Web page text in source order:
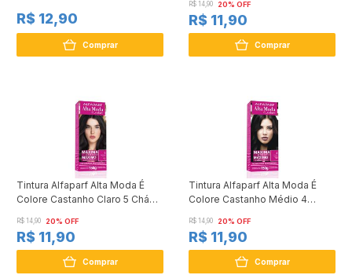
R$ 12,90
Comprar
R$ 14,90 20% OFF
R$ 11,90
Comprar
Tintura Alfaparf Alta Moda É
Colore Castanho Claro 5 Chá
R$ 14,90 20% OFF
R$ 11,90
Comprar
Tintura Alfaparf Alta Moda É
Colore Castanho Médio 4
R$ 14,90 20% OFF
R$ 11,90
Comprar